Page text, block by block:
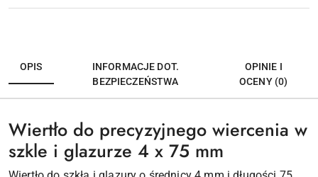
OPIS
INFORMACJE DOT.
BEZPIECZEŃSTWA
OPINIE I
OCENY (0)
Wiertło do precyzyjnego wiercenia w
szkle i glazurze 4 x 75 mm